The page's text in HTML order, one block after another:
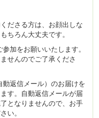
ださる方は、お顔出しな
ちろん大丈夫です。
加をお願いいたします。
せんのでご了承くださ
返信メール）のお届けを
す。自動返信メールが届
となりませんので、お手
い。